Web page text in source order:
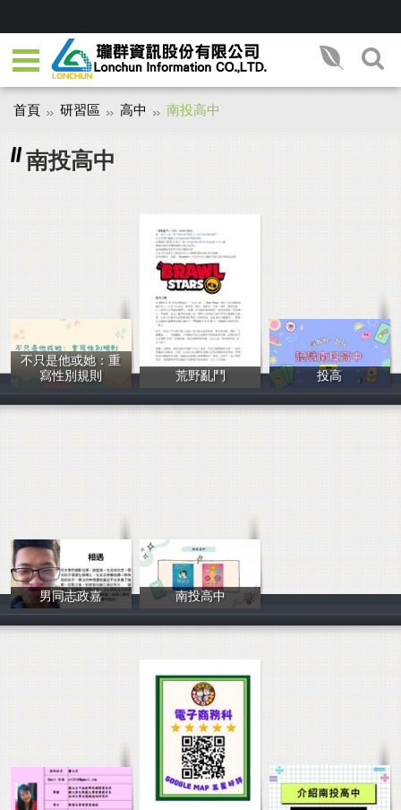
首頁 研習區 高中 南投高中
南投高中
不只是他或她：重
寫性別規則
yjzt
荒野亂鬥
許宸瑞
投高
吳奕嫺
男同志政嘉
林柏辰
南投高中
劉予喬